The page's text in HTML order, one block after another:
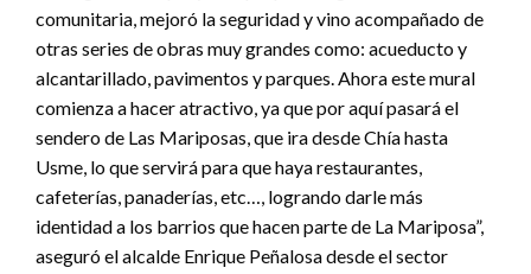
comunitaria, mejoró la seguridad y vino acompañado de
otras series de obras muy grandes como: acueducto y
alcantarillado, pavimentos y parques. Ahora este mural
comienza a hacer atractivo, ya que por aquí pasará el
sendero de Las Mariposas, que ira desde Chía hasta
Usme, lo que servirá para que haya restaurantes,
cafeterías, panaderías, etc…, logrando darle más
identidad a los barrios que hacen parte de La Mariposa”,
aseguró el alcalde Enrique Peñalosa desde el sector